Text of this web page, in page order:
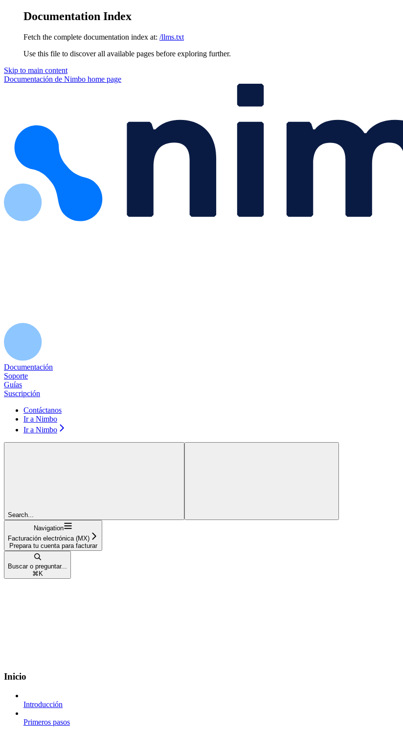
Documentation Index
Fetch the complete documentation index at: /llms.txt
Use this file to discover all available pages before exploring further.
Skip to main content
Documentación de Nimbo home page
Documentación
Soporte
Guías
Suscripción
Contáctanos
Ir a Nimbo
Ir a Nimbo
Search...
Navigation
Facturación electrónica (MX)
Prepara tu cuenta para facturar
Buscar o preguntar...
⌘ K
Inicio
Introducción
Primeros pasos